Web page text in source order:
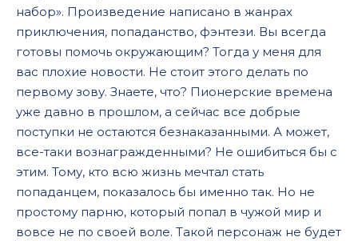
набор». Произведение написано в жанрах
приключения, попаданство, фэнтези. Вы всегда
готовы помочь окружающим? Тогда у меня для
вас плохие новости. Не стоит этого делать по
первому зову. Знаете, что? Пионерские времена
уже давно в прошлом, а сейчас все добрые
поступки не остаются безнаказанными. А может,
все-таки вознагражденными? Не ошибиться бы с
этим. Тому, кто всю жизнь мечтал стать
попаданцем, показалось бы именно так. Но не
простому парню, который попал в чужой мир и
вовсе не по своей воле. Такой персонаж не будет